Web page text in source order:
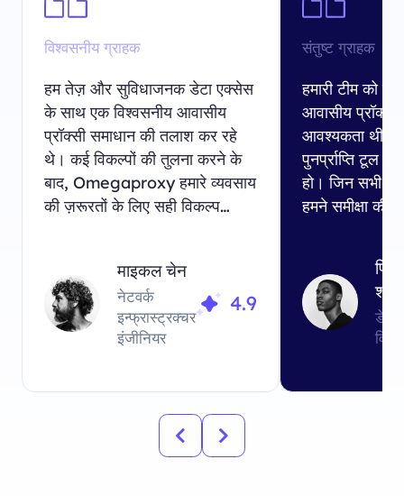
विश्वसनीय ग्राहक
हम तेज़ और सुविधाजनक डेटा एक्सेस
के साथ एक विश्वसनीय आवासीय
प्रॉक्सी समाधान की तलाश कर रहे
थे। कई विकल्पों की तुलना करने के
बाद, Omegaproxy हमारे व्यवसाय
की ज़रूरतों के लिए सही विकल्प
माइकल चेन
नेटवर्क
इन्फ्रास्ट्रक्चर
इंजीनियर
4.9
संतुष्ट ग्राहक
हमारी टीम को
आवासीय प्रॉक्सी
आवश्यकता थी,
पुनर्प्राप्ति टूल
हो। जिन सभी
हमने समीक्षा की,
शर्मा
डेटा